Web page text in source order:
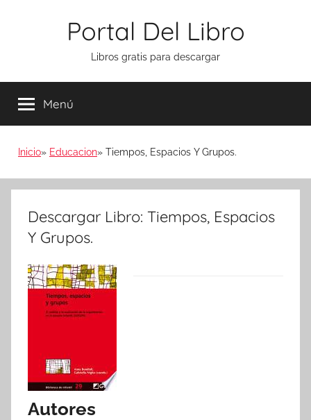
Portal Del Libro
Libros gratis para descargar
Menú
Inicio Educacion Tiempos, Espacios Y Grupos.
Descargar Libro: Tiempos, Espacios
Y Grupos.
Autores